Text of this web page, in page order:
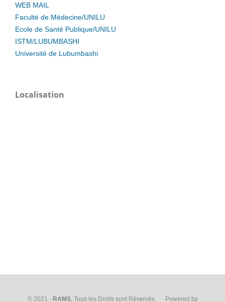
WEB MAIL
Faculté de Médecine/UNILU
Ecole de Santé Publique/UNILU
ISTM/LUBUMBASHI
Université de Lubumbashi
Localisation
© 2021 - RAMS, Tous les Droits sont Réservés. Powered by